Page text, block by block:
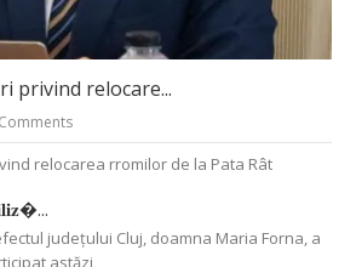
privind relocare...
relocarea rromilor de la Pata Rât
județului Cluj, doamna Maria Forna, a
astăzi,